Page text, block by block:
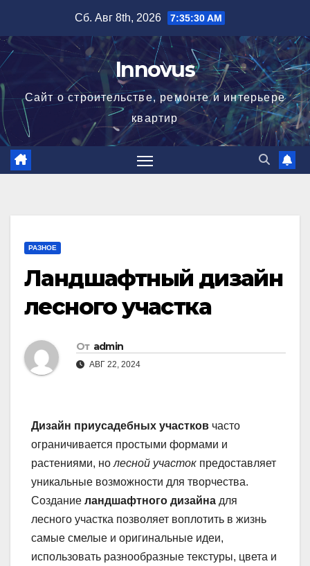
содержимому
Сб. Авг 8th, 2026 7:35:30 AM
Innovus
Сайт о строительстве, ремонте и интерьере
квартир
РАЗНОЕ
Ландшафтный дизайн
лесного участка
От admin
АВГ 22, 2024
Дизайн приусадебных участков часто
ограничивается простыми формами и
растениями, но лесной участок предоставляет
уникальные возможности для творчества.
Создание ландшафтного дизайна для
лесного участка позволяет воплотить в жизнь
самые смелые и оригинальные идеи,
использовать разнообразные текстуры, цвета и